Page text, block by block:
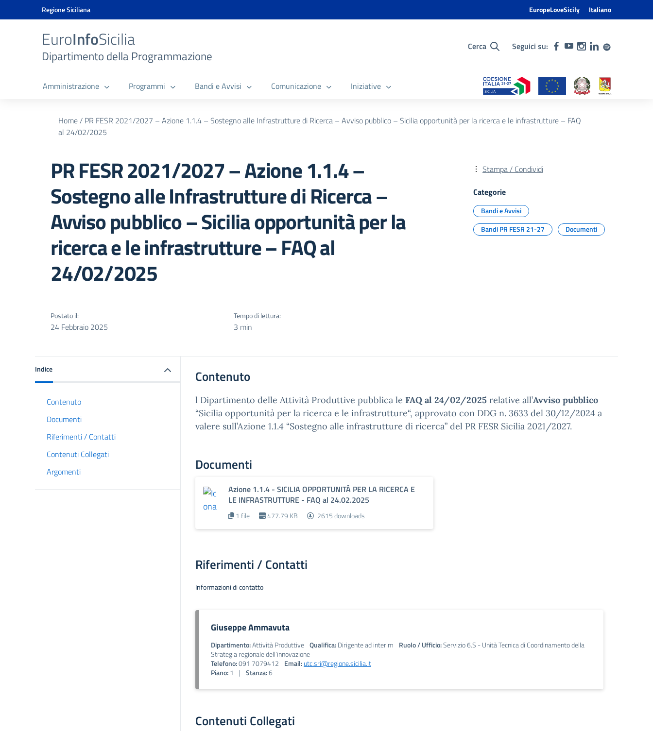
Vai ai contenuti
Vai al menu di navigazione
Vai al banner delle Cookie Policy
Regione Siciliana EuropeLoveSicily Italiano
EuroInfoSicilia
Dipartimento della Programmazione
Cerca Seguici su:
Amministrazione Programmi Bandi e Avvisi Comunicazione Iniziative
Home/ PR FESR 2021/2027 – Azione 1.1.4 – Sostegno alle Infrastrutture di Ricerca – Avviso pubblico – Sicilia opportunità per la ricerca e le infrastrutture – FAQ
al 24/02/2025
PR FESR 2021/2027 – Azione 1.1.4 –
Sostegno alle Infrastrutture di Ricerca –
Avviso pubblico – Sicilia opportunità per la
ricerca e le infrastrutture – FAQ al
24/02/2025
Postato il:
24 Febbraio 2025
Tempo di lettura:
3 min
Stampa / Condividi
Categorie
Bandi e Avvisi
Bandi PR FESR 21-27
Documenti
Indice
Contenuto
Documenti
Riferimenti / Contatti
Contenuti Collegati
Argomenti
Contenuto
l Dipartimento delle Attività Produttive pubblica le FAQ al 24/02/2025 relative all’Avviso pubblico
“Sicilia opportunità per la ricerca e le infrastrutture“, approvato con DDG n. 3633 del 30/12/2024 a
valere sull’Azione 1.1.4 “Sostegno alle infrastrutture di ricerca” del PR FESR Sicilia 2021/2027.
Documenti
Azione 1.1.4 - SICILIA OPPORTUNITÀ PER LA RICERCA E
LE INFRASTRUTTURE - FAQ al 24.02.2025
1 file 477.79 KB 2615 downloads
Riferimenti / Contatti
Informazioni di contatto
Giuseppe Ammavuta
Dipartimento:Attività Produttive Qualifica:Dirigente ad interim Ruolo / Ufficio:Servizio 6.S - Unità Tecnica di Coordinamento della
Strategia regionale dell’innovazione
Telefono:091 7079412 Email:utc.sri@regione.sicilia.it
Piano:1 | Stanza:6
Contenuti Collegati